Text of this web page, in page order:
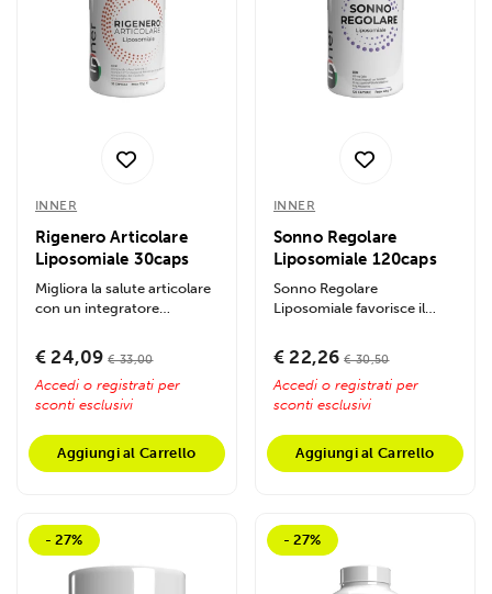
INNER
Rigenero Articolare
Liposomiale 30caps
Migliora la salute articolare
con un integratore
lubrifica e...
€ 24,09 € 33,00
Accedi o registrati per
sconti esclusivi
Aggiungi al Carrello
INNER
Sonno Regolare
Liposomiale 120caps
Sonno Regolare
Liposomiale favorisce il
stress e migliora la...
€ 22,26 € 30,50
Accedi o registrati per
sconti esclusivi
Aggiungi al Carrello
- 27% - 27%